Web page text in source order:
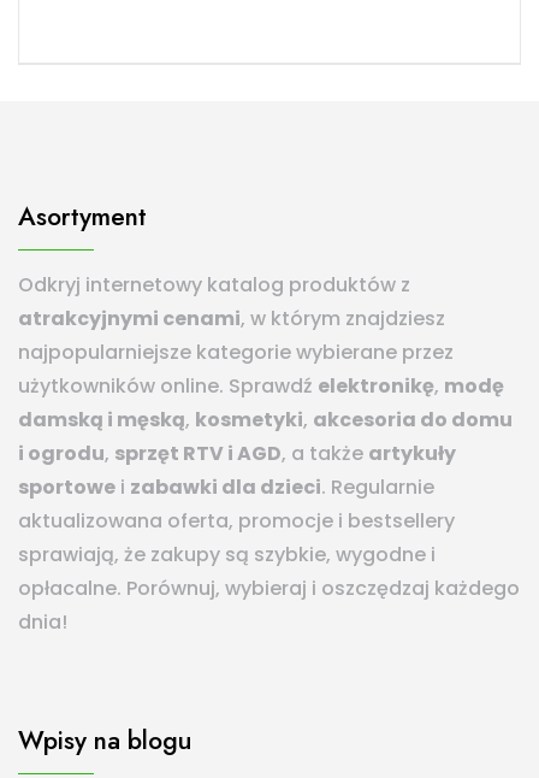
Asortyment
Odkryj internetowy katalog produktów z
atrakcyjnymi cenami, w którym znajdziesz
najpopularniejsze kategorie wybierane przez
użytkowników online. Sprawdź elektronikę, modę
damską i męską, kosmetyki, akcesoria do domu
i ogrodu, sprzęt RTV i AGD, a także artykuły
sportowe i zabawki dla dzieci. Regularnie
aktualizowana oferta, promocje i bestsellery
sprawiają, że zakupy są szybkie, wygodne i
opłacalne. Porównuj, wybieraj i oszczędzaj każdego
dnia!
Wpisy na blogu